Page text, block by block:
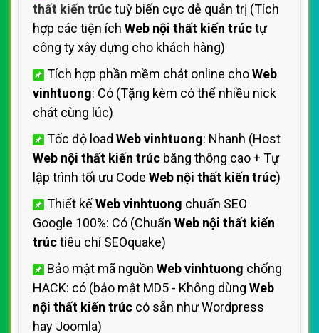
thất kiến trúctuỳ biến cực dễ quản trị (Tích
hợp các tiện ích Web nội thất kiến trúctự
công ty xây dựng cho khách hàng)
Tích hợp phần mềm chát online choWeb
vinhtuong: Có (Tặng kèm có thể nhiều nick
chát cùng lúc)
Tốc độ load Web vinhtuong: Nhanh (Host
Web nội thất kiến trúc băng thông cao + Tự
lập trình tối ưu Code Web nội thất kiến trúc)
Thiết kếWeb vinhtuong chuẩn SEO
Google 100%: Có (Chuẩn Web nội thất kiến
trúctiêu chí SEOquake)
Bảo mật mã nguồn Web vinhtuong chống
HACK: có (bảo mật MD5 - Không dùng Web
nội thất kiến trúc có sẵn như Wordpress
hay Joomla)